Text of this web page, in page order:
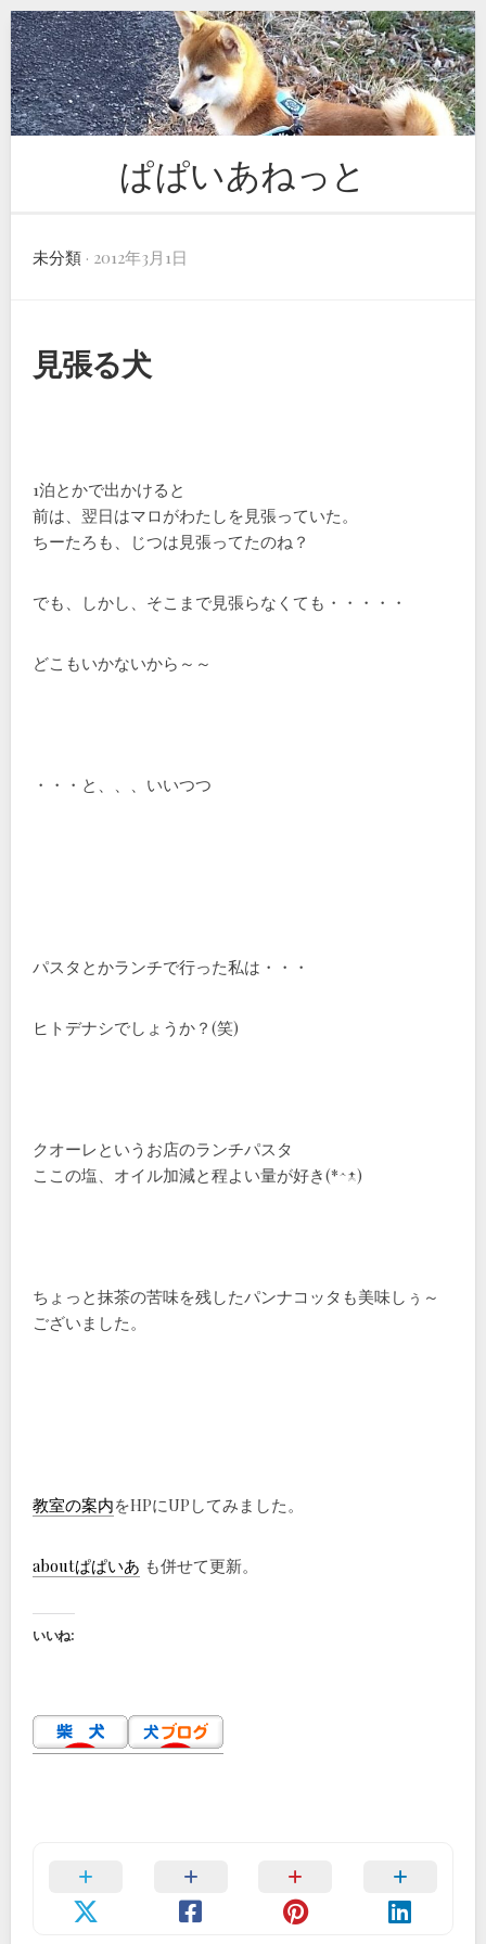
Skip
to
content
ぱぱいあねっと
未分類 · 2012年3月1日
見張る犬
1泊とかで出かけると
前は、翌日はマロがわたしを見張っていた。
ちーたろも、じつは見張ってたのね？
でも、しかし、そこまで見張らなくても・・・・・
どこもいかないから～～
・・・と、、、いいつつ
パスタとかランチで行った私は・・・
ヒトデナシでしょうか？(笑)
クオーレというお店のランチパスタ
ここの塩、オイル加減と程よい量が好き(*^-^)
ちょっと抹茶の苦味を残したパンナコッタも美味しぅ～
ございました。
教室の案内をHPにUPしてみました。
aboutぱぱいあ も併せて更新。
いいね: